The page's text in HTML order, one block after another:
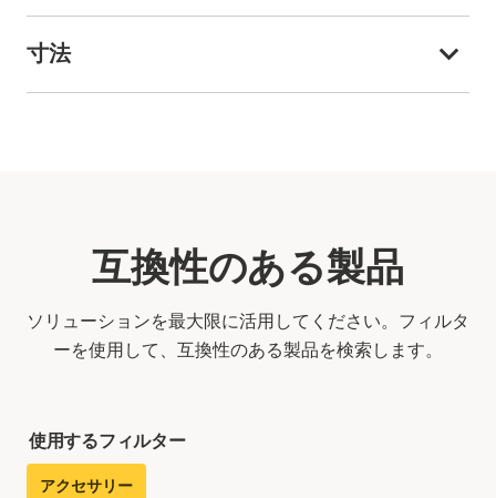
寸法
互換性のある製品
ソリューションを最大限に活用してください。フィルタ
ーを使用して、互換性のある製品を検索します。
使用するフィルター
アクセサリー